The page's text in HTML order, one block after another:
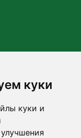
куки
куки и